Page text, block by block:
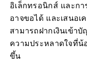
อิเล็กทรอนิกส์ และกา
อาจขอได้ และเสนอ
สามารถฝากเงินเข้า
ความประหลาดใจที่น้
ขึ้น